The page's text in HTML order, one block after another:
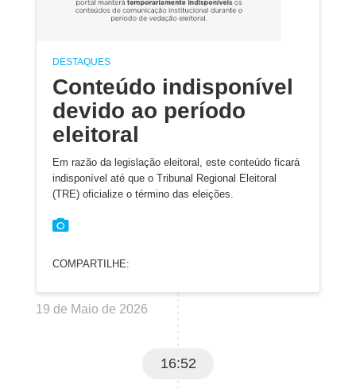
DESTAQUES
Conteúdo indisponível
devido ao período
eleitoral
Em razão da legislação eleitoral, este conteúdo ficará
indisponível até que o Tribunal Regional Eleitoral
(TRE) oficialize o término das eleições.
COMPARTILHE:
19 de Maio de 2026
16:52